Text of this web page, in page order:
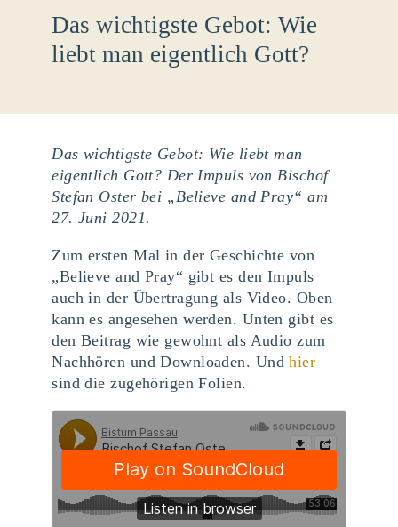
Das wichtigste Gebot: Wie
liebt man eigentlich Gott?
Das wichtigste Gebot: Wie liebt man
eigentlich Gott? Der Impuls von Bischof
Stefan Oster bei „Believe and Pray“ am
27. Juni 2021.
Zum ersten Mal in der Geschichte von
„Believe and Pray“ gibt es den Impuls
auch in der Übertragung als Video. Oben
kann es angesehen werden. Unten gibt es
den Beitrag wie gewohnt als Audio zum
Nachhören und Downloaden. Undhier
sind die zugehörigen Folien.